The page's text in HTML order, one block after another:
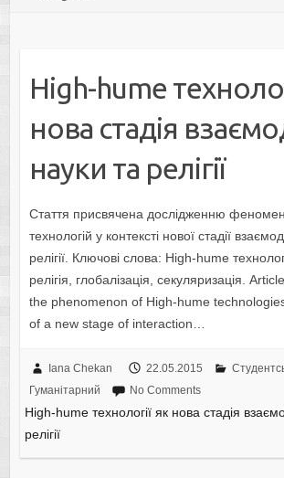
High-hume
нова стадія
науки та релігії
Стаття присвячена дослідженню
технологій у контексті нової стадії
релігії. Ключові слова: High-hume
релігія, глобалізація, секуляризація.
the phenomenon of High-hume
of a new stage of interaction…
Iana Chekan 22.05.2015
Гуманітарний
No Comments
High-hume технології як нова стадія
релігії